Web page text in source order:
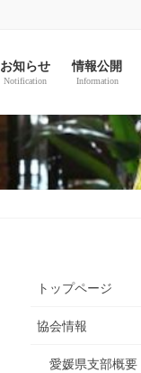
お知らせ
Notification
情報公開
Information
トップページ
協会情報
愛媛県支部概要